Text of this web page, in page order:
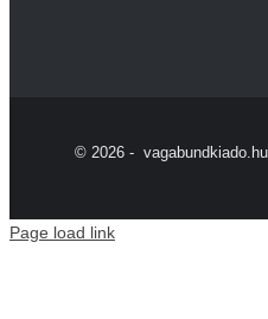
© 2026 -
Page load link